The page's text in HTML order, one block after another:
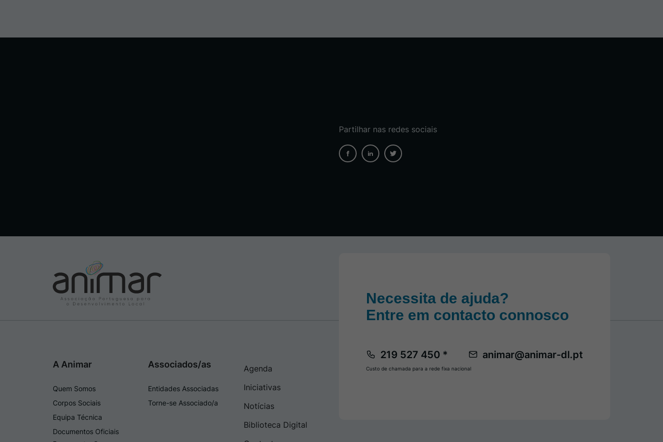
Partilhar nas redes sociais
A Animar
Quem Somos
Corpos Sociais
Equipa Técnica
Documentos Oficiais
Associados/as
Entidades Associadas
Torne-se Associado/a
Agenda
Iniciativas
Notícias
Biblioteca Digital
Necessita de ajuda?
Entre em contacto connosco
219 527 450 * animar@animar-dl.pt
Custo de chamada para a rede fixa nacional